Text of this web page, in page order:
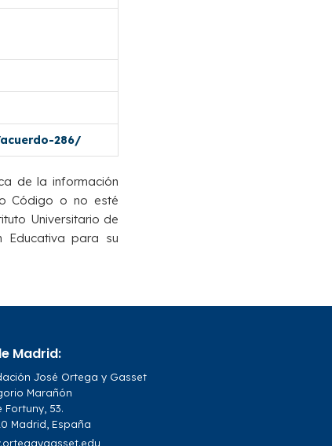
286/
de la información
Código o no esté
Universitario de
Educativa para su
Madrid:
José Ortega y Gasset
Marañón
Fortuny, 53.
Madrid, España